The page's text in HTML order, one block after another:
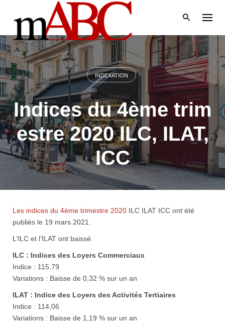
content
INDEXATION
Indices du 4ème trim
estre 2020 ILC, ILAT,
ICC
Les indices du 4ème trimestre 2020 ILC ILAT ICC ont été
publiés le 19 mars 2021.
L’ILC et l’ILAT ont baissé.
ILC : Indices des Loyers Commerciaux
Indice : 115,79
Variations : Baisse de 0,32 % sur un an
ILAT : Indice des Loyers des Activités Tertiaires
Indice : 114,06
Variations : Baisse de 1,19 % sur un an